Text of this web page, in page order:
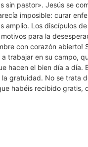
sin pastor». Jesús se
imposible: curar
amplio. Los discípulos
para la
con corazón abierto!
trabajar en su campo,
hacen el bien día a día.
gratuidad. No se trata
habéis recibido gratis,